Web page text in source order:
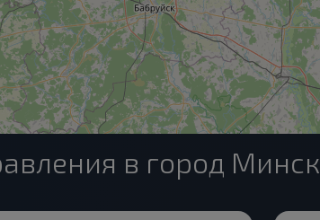
в город Минск